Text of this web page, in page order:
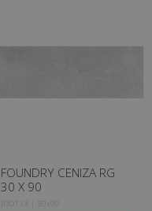
FOUNDRY CENIZA RG
30 X 90
JDD713 | 30x90